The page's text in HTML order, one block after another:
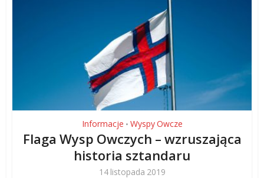
Informacje • Wyspy Owcze
Flaga Wysp Owczych – wzruszająca
historia sztandaru
14 listopada 2019